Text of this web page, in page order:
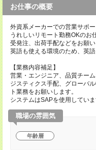
お仕事の概要
外資系メーカーでの営業サポー
うれしいリモート勤務OKのお
受発注、出荷手配などをお願い
英語も使える環境のため、英
【業務内容補足】
営業・エンジニア、品質チー
ジスティクス手配、グローバ
ト業務をお願いします。
システムはSAPを使用していま
職場の雰囲気
年齢層